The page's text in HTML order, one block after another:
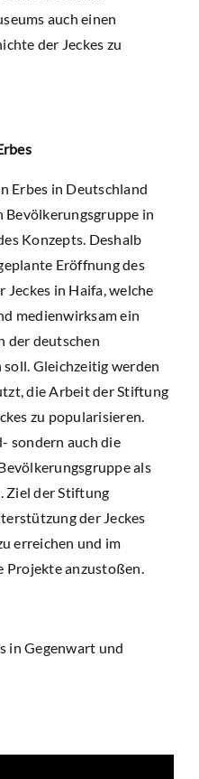
auch einen
der Jeckes zu
Erbes in Deutschland
in
Konzepts. Deshalb
Eröffnung des
Jeckes in Haifa, welche
medienwirksam ein
der deutschen
Gleichzeitig werden
die Arbeit der Stiftung
zu popularisieren.
sondern auch die
als
Ziel der Stiftung
der Jeckes
erreichen und im
Projekte anzustoßen.
in Gegenwart und